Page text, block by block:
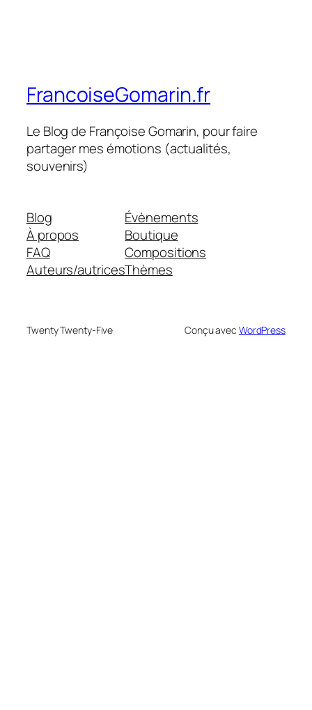
FrancoiseGomarin.fr
Le Blog de Françoise Gomarin, pour faire
partager mes émotions (actualités,
souvenirs)
Blog
À propos
FAQ
Auteurs/autrices
Évènements
Boutique
Compositions
Thèmes
Twenty Twenty-Five Conçu avec WordPress